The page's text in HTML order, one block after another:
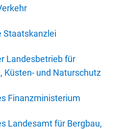
Staatskanzlei
Landesbetrieb für
Küsten- und Naturschutz
Finanzministerium
Landesamt für Bergbau,